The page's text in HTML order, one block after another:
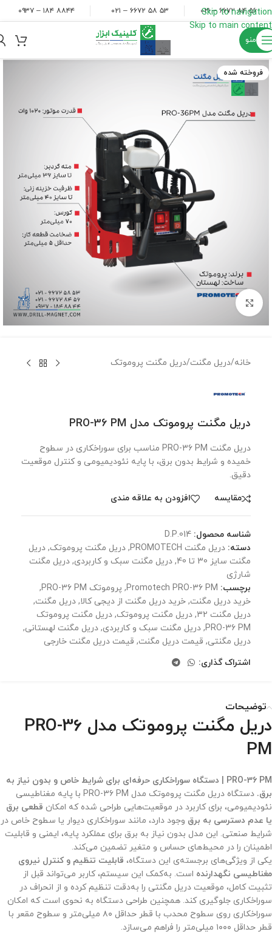
Skip to navigation
Skip to main content
۵۶ ۸۴ ۶۶۷۲ – ۰۲۱ ۵۳ ۵۸ ۶۶۷۲ – ۰۲۱ ۸۸۴۴ ۱۸۴ – ۰۹۳۷
منو
فروخته شده
برای بزرگنمایی کلیک کنید
خانه/دریل مگنت/دریل مگنت پروموتک
دریل مگنت پروموتک مدل PRO-36 PM
دریل مگنت PRO-36 PM مناسب برای سوراخکاری در سطوح
خمیده و شرایط بدون برق، با پایه نئودیمیومی و کنترل موقعیت
دقیق.
مقايسه افزودن به علاقه مندی
شناسه محصول: D.P.014
دسته: دریل مگنت PROMOTECH , دریل مگنت پروموتک, دریل
مگنت سایز 30 تا 40
, دریل مگنت سبک و کاربردی, دریل مگنت
شارژی
برچسب: Promotech PRO-36 PM
, پروموتک PRO-36 PM
,
خرید دریل مگنت, خرید دریل مگنت از دیجی کالا, دریل مگنت,
دریل مگنت ۳۲
, دریل مگنت پروموتک, دریل مگنت پروموتک
PRO-36 PM
, دریل مگنت سبک و کاربردی, دریل مگنت لهستانی,
دریل مگنتی, قیمت دریل مگنت, قیمت دریل مگنت خارجی
اشتراک گذاری:
توضیحات
دریل مگنت پروموتک مدل PRO-36
PM
PRO-36 PM | دستگاه سوراخکاری حرفه‌ای برای شرایط خاص و بدون نیاز به
برق.
دستگاه دریل مگنت پروموتک مدل PRO-36 PM با پایه مغناطیسی
نئودیمیومی، برای کاربرد در موقعیت‌هایی طراحی شده که امکان قطعی برق
یا عدم دسترسی به برق وجود دارد، مانند سوراخکاری دیوار یا سطوح خاص در
شرایط صنعتی. این مدل بدون نیاز به برق برای عملکرد پایه، ایمنی و قابلیت
اطمینان را در محیط‌های حساس و متغیر تضمین می‌کند.
یکی از ویژگی‌های برجسته‌ی این دستگاه، قابلیت تنظیم و کنترل نیروی
مغناطیسی نگهدارنده است. به‌کمک این سیستم، کاربر می‌تواند قبل از
تثبیت کامل، موقعیت دریل مگنتی را به‌دقت تنظیم کرده و از انحراف در
سوراخکاری جلوگیری کند. همچنین طراحی دستگاه به نحوی است که امکان
سوراخکاری روی سطوح محدب با قطر حداقل ۸۰ میلی‌متر و سطوح مقعر با
قطر حداقل ۱۰۰۰ میلی‌متر را فراهم می‌سازد.